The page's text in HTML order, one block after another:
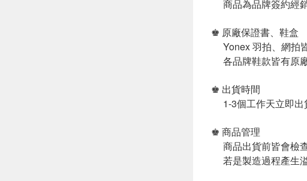
商品為品牌簽約經銷
♚ 原廠保證書、鞋盒
Yonex 羽拍、網拍
各品牌鞋款皆有原廠
♚ 出貨時間
1-3個工作天立即出
♚ 商品管理
商品出貨前皆會檢
若是製造過程產生